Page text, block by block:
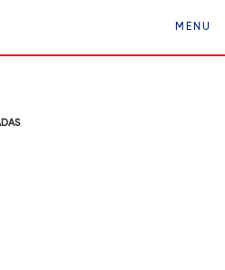
Lugares para Trabajar en
MENU